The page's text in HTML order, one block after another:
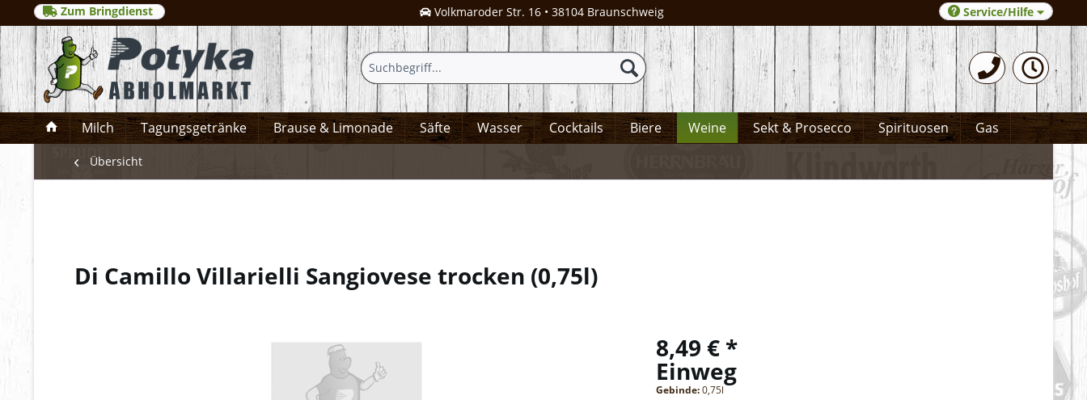
Zum Bringdienst Volkmaroder Str. 16 • 38104 Braunschweig 0531-372066
Service/Hilfe
Milch Tagungsgetränke Brause & Limonade Säfte Wasser Cocktails Biere Weine Sekt & Prosecco Spirituosen Gas
Übersicht
Di Camillo Villarielli Sangiovese trocken (0,75l)
8,49 € *
Einweg
Gebinde:0,75l